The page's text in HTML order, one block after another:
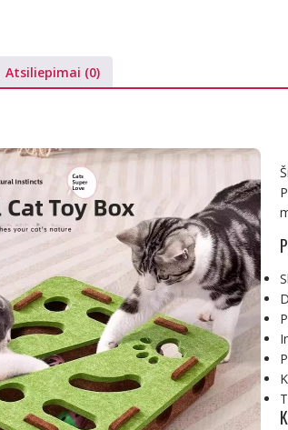
Atsiliepimai (0)